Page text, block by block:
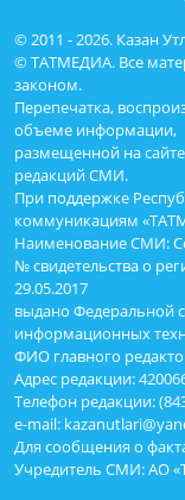
© 2011 - 2026. Казан
© ТАТМЕДИА. Все
законом.
Перепечатка,
объеме информации,
размещенной на
редакций СМИ.
При поддержке
коммуникациям
Наименование СМИ:
№ свидетельства о
29.05.2017
выдано Федеральной
информационных
ФИО главного
Адрес редакции:
Телефон редакции:
e-mail:
Для сообщения о
Учредитель СМИ: АО